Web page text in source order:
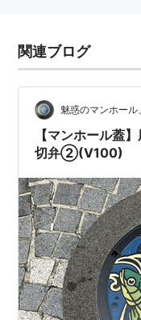
関連ブログ
魅惑のマンホー
【マンホール蓋
切弁②(V100)